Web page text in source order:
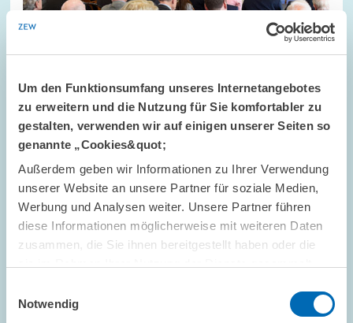
Um den Funktionsumfang unseres Internetangebotes
zu erweitern und die Nutzung für Sie komfortabler zu
gestalten, verwenden wir auf einigen unserer Seiten so
genannte „Cookies&quot;
Außerdem geben wir Informationen zu Ihrer Verwendung
unserer Website an unsere Partner für soziale Medien,
Werbung und Analysen weiter. Unsere Partner führen
diese Informationen möglicherweise mit weiteren Daten
zusammen, die Sie ihnen bereitgestellt haben oder die
Notwendig
VERANSTALTUNGSREIHEN // 07.07.2016
ZEW-Wirtschaftsforum 2016 – Marktmacht
und Machtmissbrauch in der digitalen Welt